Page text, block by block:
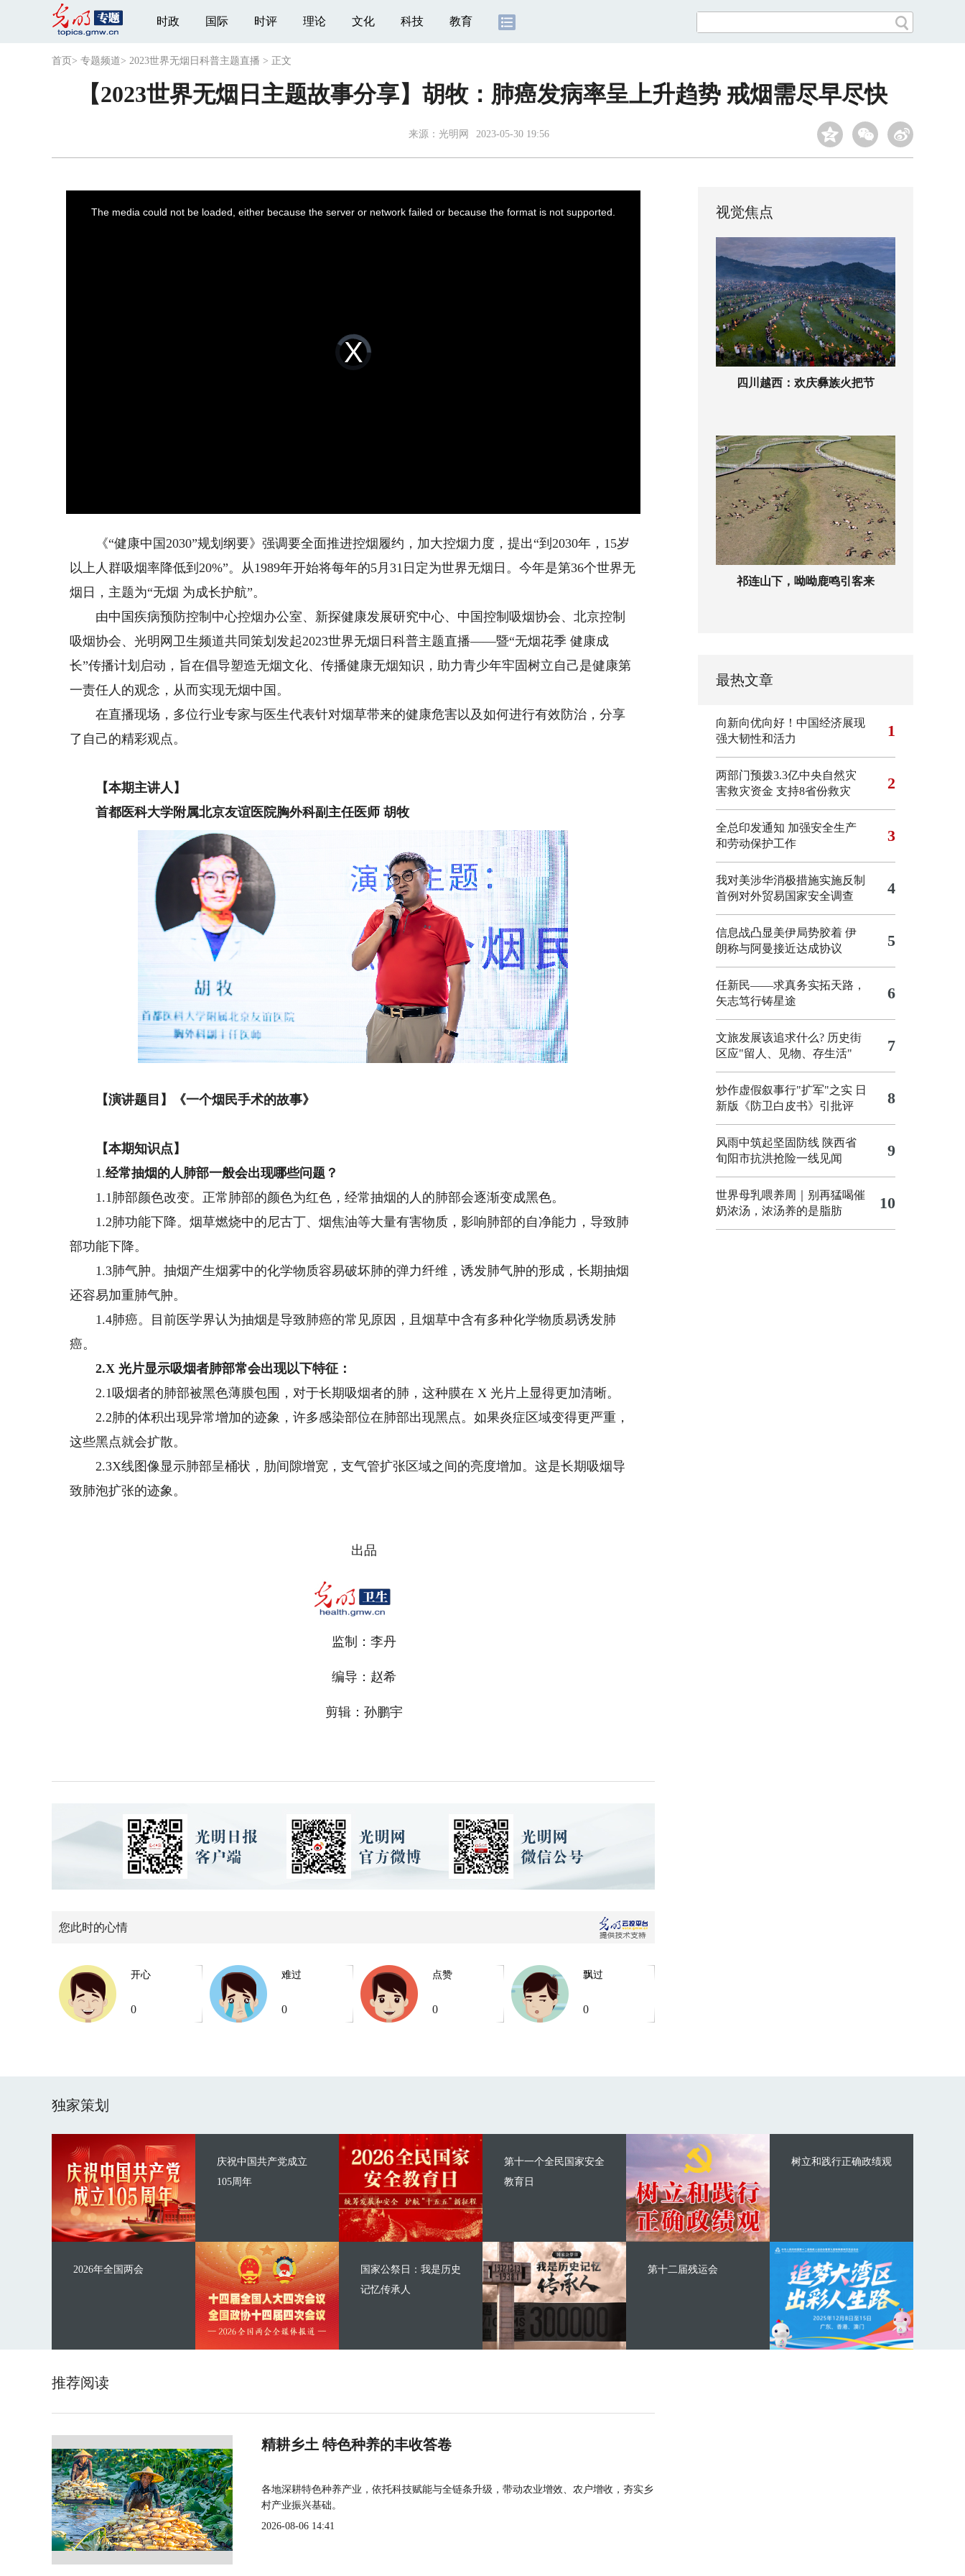
时政 国际 时评 理论 文化 科技 教育
首页 > 专题频道> 2023世界无烟日科普主题直播 > 正文
【2023世界无烟日主题故事分享】胡牧：肺癌发病率呈上升趋势 戒烟需尽早尽快
来源： 光明网 2023-05-30 19:56
Video
Player
loading.
The media could not be loaded, either because the server or network failed or because the format is not supported.
《“健康中国2030”规划纲要》强调要全面推进控烟履约，加大控烟力度，提出“到2030年，15岁
以上人群吸烟率降低到20%”。从1989年开始将每年的5月31日定为世界无烟日。今年是第36个世界无
烟日，主题为“无烟 为成长护航”。
由中国疾病预防控制中心控烟办公室、新探健康发展研究中心、中国控制吸烟协会、北京控制
吸烟协会、光明网卫生频道共同策划发起2023世界无烟日科普主题直播——暨“无烟花季 健康成
长”传播计划启动，旨在倡导塑造无烟文化、传播健康无烟知识，助力青少年牢固树立自己是健康第
一责任人的观念，从而实现无烟中国。
在直播现场，多位行业专家与医生代表针对烟草带来的健康危害以及如何进行有效防治，分享
了自己的精彩观点。
【本期主讲人】
首都医科大学附属北京友谊医院胸外科副主任医师 胡牧
【演讲题目】《一个烟民手术的故事》
【本期知识点】
1.经常抽烟的人肺部一般会出现哪些问题？
1.1肺部颜色改变。正常肺部的颜色为红色，经常抽烟的人的肺部会逐渐变成黑色。
1.2肺功能下降。烟草燃烧中的尼古丁、烟焦油等大量有害物质，影响肺部的自净能力，导致肺
部功能下降。
1.3肺气肿。抽烟产生烟雾中的化学物质容易破坏肺的弹力纤维，诱发肺气肿的形成，长期抽烟
还容易加重肺气肿。
1.4肺癌。目前医学界认为抽烟是导致肺癌的常见原因，且烟草中含有多种化学物质易诱发肺
癌。
2.X 光片显示吸烟者肺部常会出现以下特征：
2.1吸烟者的肺部被黑色薄膜包围，对于长期吸烟者的肺，这种膜在 X 光片上显得更加清晰。
2.2肺的体积出现异常增加的迹象，许多感染部位在肺部出现黑点。如果炎症区域变得更严重，
这些黑点就会扩散。
2.3X线图像显示肺部呈桶状，肋间隙增宽，支气管扩张区域之间的亮度增加。这是长期吸烟导
致肺泡扩张的迹象。
出品
监制：李丹
编导：赵希
剪辑：孙鹏宇
您此时的心情
开心
0
难过
0
点赞
0
飘过
0
视觉焦点
四川越西：欢庆彝族火把节
祁连山下，呦呦鹿鸣引客来
最热文章
向新向优向好！中国经济展现
强大韧性和活力
1
两部门预拨3.3亿中央自然灾
害救灾资金 支持8省份救灾
2
全总印发通知 加强安全生产
和劳动保护工作
3
我对美涉华消极措施实施反制
首例对外贸易国家安全调查
4
信息战凸显美伊局势胶着 伊
朗称与阿曼接近达成协议
5
任新民——求真务实拓天路，
矢志笃行铸星途
6
文旅发展该追求什么? 历史街
区应"留人、见物、存生活"
7
炒作虚假叙事行"扩军"之实 日
新版《防卫白皮书》引批评
8
风雨中筑起坚固防线 陕西省
旬阳市抗洪抢险一线见闻
9
世界母乳喂养周｜别再猛喝催
奶浓汤，浓汤养的是脂肪
10
独家策划
庆祝中国共产党成立
105周年
2026年全国两会
第十一个全民国家安全
教育日
国家公祭日：我是历史
记忆传承人
树立和践行正确政绩观
第十二届残运会
推荐阅读
精耕乡土 特色种养的丰收答卷
各地深耕特色种养产业，依托科技赋能与全链条升级，带动农业增效、农户增收，夯实乡
村产业振兴基础。
2026-08-06 14:41